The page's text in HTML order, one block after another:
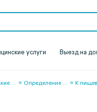
услуги Выезд на
... Определение ... К